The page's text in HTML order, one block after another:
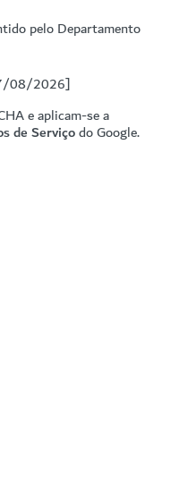
pelo Departamento
08/2026]
e aplicam-se a
de Serviçodo Google.